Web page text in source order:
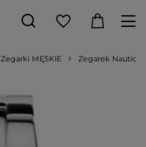
Zegarki MĘSKIE Zegarek Nautica